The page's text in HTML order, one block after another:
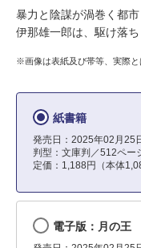
暴力と陰謀が渦巻く都
伊那雄一郎は、駆け落
※画像は表紙及び帯等、実際と
紙書籍
発売日：2025年02月25
判型：文庫判／512ペー
定価：1,188円（本体
電子版：月の王